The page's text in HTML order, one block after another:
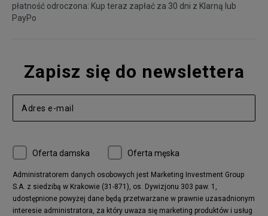
płatność odroczona: Kup teraz zapłać za 30 dni z Klarną lub
PayPo
Zapisz się do newslettera
Oferta damska Oferta męska
Administratorem danych osobowych jest Marketing Investment Group
S.A. z siedzibą w Krakowie (31-871), os. Dywizjonu 303 paw. 1,
udostępnione powyżej dane będą przetwarzane w prawnie uzasadnionym
interesie administratora, za który uważa się marketing produktów i usług